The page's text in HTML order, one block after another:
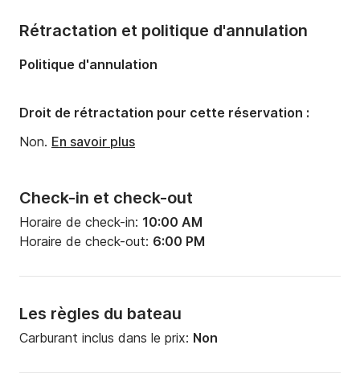
Nombre de cabines:
Check-in et check-out
Horaire de check-in: 10:00 AM
Horaire de check-out: 6:00 PM
Les règles du bateau
Carburant inclus dans le prix: Non
Rétractation et politique d'annulation
Politique d'annulation
Droit de rétractation pour cette réservation :
Non. En savoir plus